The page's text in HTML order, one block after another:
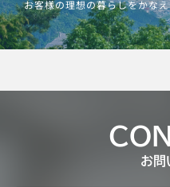
お客様の理想の暮らしをかな
お問